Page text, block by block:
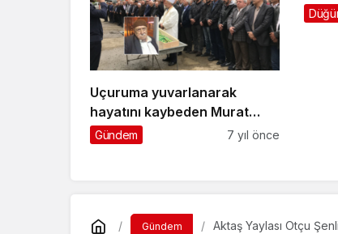
Uçuruma yuvarlanarak
hayatını kaybeden Murat
Balta’nın cenazesi Geyikli’de
Gündem 7 yıl önce
Gündem Aktaş Yaylası Otçu